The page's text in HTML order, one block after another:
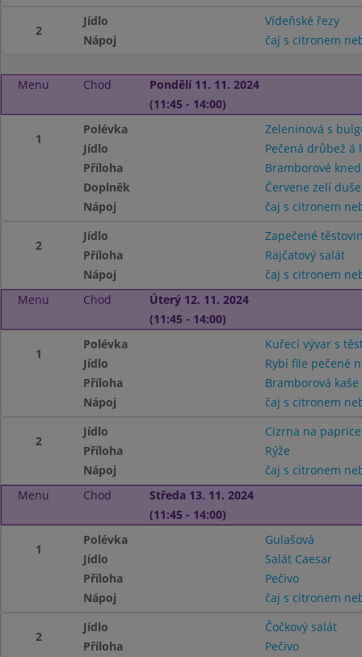
2
Jídlo
Vídeňské řezy
Nápoj
čaj s citronem
Menu Chod
Pondělí 11. 11. 2024
(11:45 - 14:00)
1
Polévka
Zeleninová s
Jídlo
Pečená drůbež á
Příloha
Bramborové
Doplněk
Červene zelí
Nápoj
čaj s citronem
2
Jídlo
Zapečené
Příloha
Rajčatový salát
Nápoj
čaj s citronem
Menu
Chod
Úterý 12. 11. 2024
(11:45 - 14:00)
1
Polévka
Kuřecí vývar s
Jídlo
Rybí file pečené
Příloha
Bramborová kaše
Nápoj
čaj s citronem
2
Jídlo
Cizrna na paprice
Příloha
Rýže
Nápoj
čaj s citronem
Menu
Chod
Středa 13. 11. 2024
(11:45 - 14:00)
1
Polévka
Gulašová
Jídlo
Salát Caesar
Příloha
Pečivo
Nápoj
čaj s citronem
2
Jídlo
Čočkový salát
Příloha
Pečivo